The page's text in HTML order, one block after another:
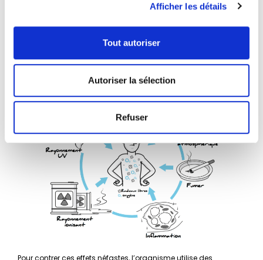
Afficher les détails
Tout autoriser
Autoriser la sélection
Refuser
En excès, les radicaux libres causent dustress oxydatif
notamment les protéines, les lipides et l’ADN, contribuant ainsi
au vieillissement prématuré de la peau et au développement
de diverses maladies.
Pour contrer ces effets néfastes, l’organisme utilise des